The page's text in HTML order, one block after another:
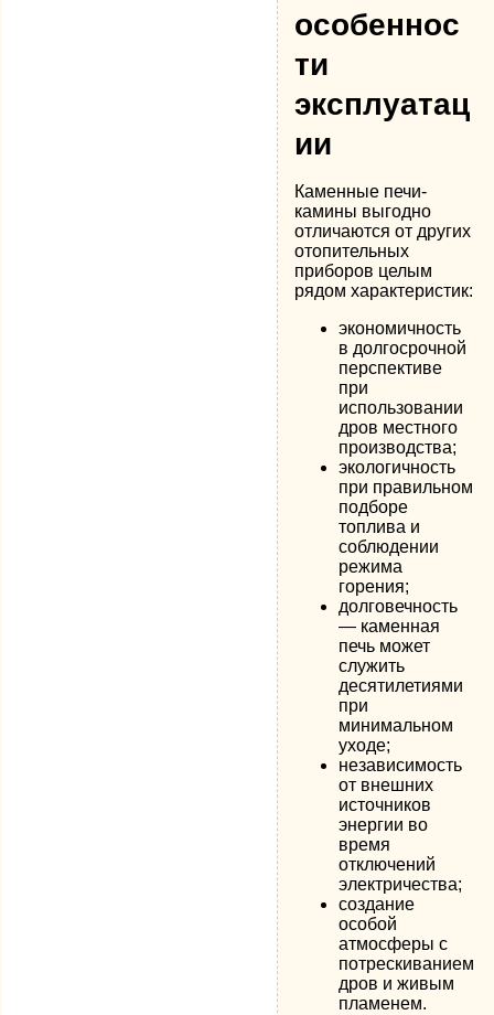
особеннос
ти
эксплуатац
ии
Каменные печи-
камины выгодно
отличаются от других
отопительных
приборов целым
рядом характеристик:
экономичность
в долгосрочной
перспективе
при
использовании
дров местного
производства;
экологичность
при правильном
подборе
топлива и
соблюдении
режима
горения;
долговечность
— каменная
печь может
служить
десятилетиями
при
минимальном
уходе;
независимость
от внешних
источников
энергии во
время
отключений
электричества;
создание
особой
атмосферы с
потрескиванием
дров и живым
пламенем.